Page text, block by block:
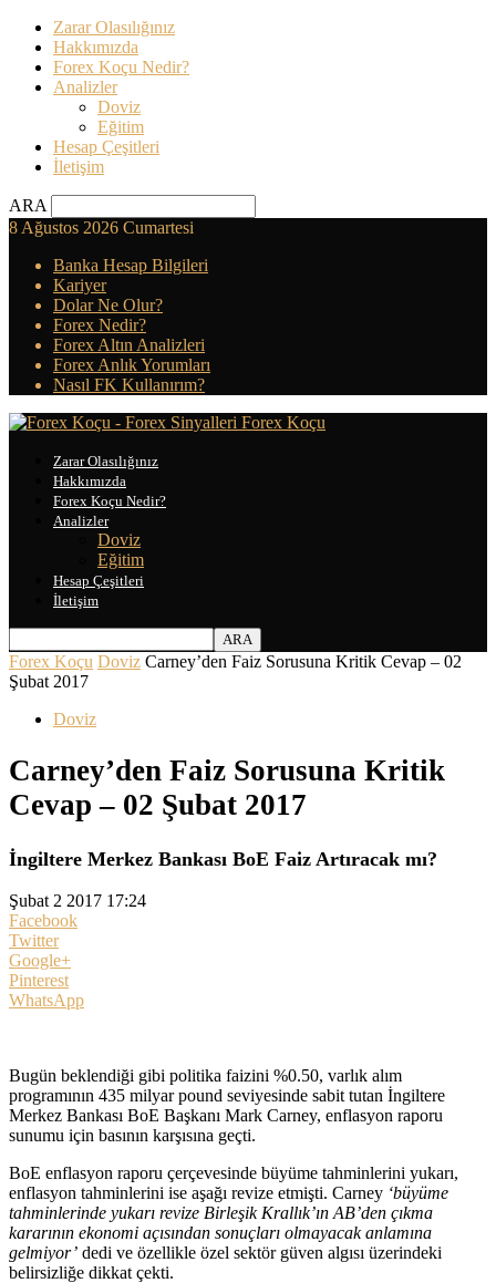
Zarar Olasılığınız
Hakkımızda
Forex Koçu Nedir?
Analizler
Doviz
Eğitim
Hesap Çeşitleri
İletişim
ARA
8 Ağustos 2026 Cumartesi
Banka Hesap Bilgileri
Kariyer
Dolar Ne Olur?
Forex Nedir?
Forex Altın Analizleri
Forex Anlık Yorumları
Nasıl FK Kullanırım?
Forex Koçu
Zarar Olasılığınız
Hakkımızda
Forex Koçu Nedir?
Analizler
Doviz
Eğitim
Hesap Çeşitleri
İletişim
Forex Koçu Doviz Carney’den Faiz Sorusuna Kritik Cevap – 02
Şubat 2017
Doviz
Carney’den Faiz Sorusuna Kritik
Cevap – 02 Şubat 2017
İngiltere Merkez Bankası BoE Faiz Artıracak mı?
Şubat 2 2017 17:24
Facebook
Twitter
Google+
Pinterest
WhatsApp
Bugün beklendiği gibi politika faizini %0.50, varlık alım
programının 435 milyar pound seviyesinde sabit tutan İngiltere
Merkez Bankası BoE Başkanı Mark Carney, enflasyon raporu
sunumu için basının karşısına geçti.
BoE enflasyon raporu çerçevesinde büyüme tahminlerini yukarı,
enflasyon tahminlerini ise aşağı revize etmişti. Carney ‘büyüme
tahminlerinde yukarı revize Birleşik Krallık’ın AB’den çıkma
kararının ekonomi açısından sonuçları olmayacak anlamına
gelmiyor’ dedi ve özellikle özel sektör güven algısı üzerindeki
belirsizliğe dikkat çekti.